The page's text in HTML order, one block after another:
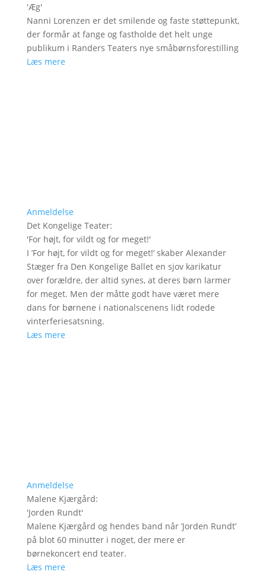
'Æg'
Nanni Lorenzen er det smilende og faste støttepunkt,
der formår at fange og fastholde det helt unge
publikum i Randers Teaters nye småbørnsforestilling
Læs mere
Anmeldelse
Det Kongelige Teater:
'For højt, for vildt og for meget!'
I ’For højt, for vildt og for meget!’ skaber Alexander
Stæger fra Den Kongelige Ballet en sjov karikatur
over forældre, der altid synes, at deres børn larmer
for meget. Men der måtte godt have været mere
dans for børnene i nationalscenens lidt rodede
vinterferiesatsning.
Læs mere
Anmeldelse
Malene Kjærgård:
'Jorden Rundt'
Malene Kjærgård og hendes band når ’Jorden Rundt’
på blot 60 minutter i noget, der mere er
børnekoncert end teater.
Læs mere